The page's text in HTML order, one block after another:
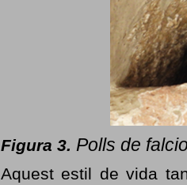
Figura 3. Polls de
Aquest estil de vida